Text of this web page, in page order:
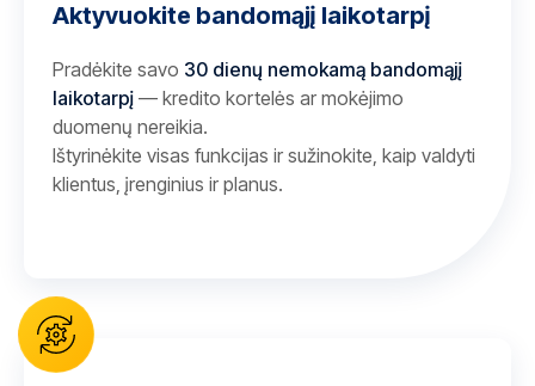
Aktyvuokite bandomąjį laikotarpį
Pradėkite savo 30 dienų nemokamą bandomąjį
laikotarpį — kredito kortelės ar mokėjimo
duomenų nereikia.
Ištyrinėkite visas funkcijas ir sužinokite, kaip valdyti
klientus, įrenginius ir planus.